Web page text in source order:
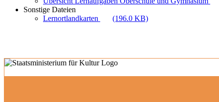
Sonstige Dateien
Lernortlandkarten
(196.0 KB)